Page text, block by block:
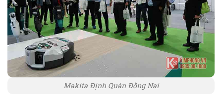
Makita Định Quán Đồng Nai